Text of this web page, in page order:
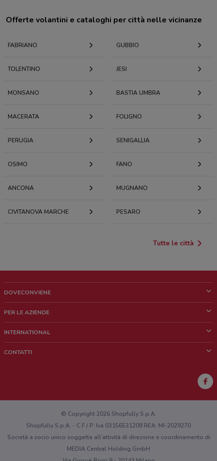
Offerte volantini e cataloghi per città nelle vicinanze
FABRIANO GUBBIO
TOLENTINO JESI
MONSANO BASTIA UMBRA
MACERATA FOLIGNO
PERUGIA SENIGALLIA
OSIMO FANO
ANCONA MUGNANO
CIVITANOVA MARCHE PESARO
Tutte le città
DOVECONVIENE
Chi siamo
Lavora con noi
PER LE AZIENDE
Richieste commerciali e marketing
INTERNATIONAL
CONTATTI
Hai un malfunzionamento sul web o sull'app?
© Copyright 2026 Shopfully S.p.A.
Shopfully S.p.A. - C.F / P. Iva 03156531208 REA: MI-2029270
Società a socio unico soggetta all’attività di direzione e coordinamento di
MEDIA Central Holding GmbH